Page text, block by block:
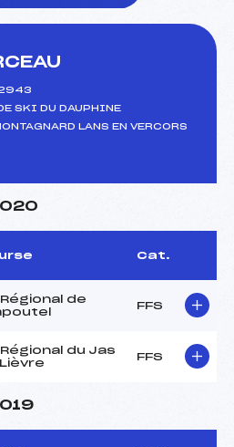
SKI DU DAUPHINE
LANS EN VERCORS
Cat.
Régional de
FFS
Régional du Jas
FFS